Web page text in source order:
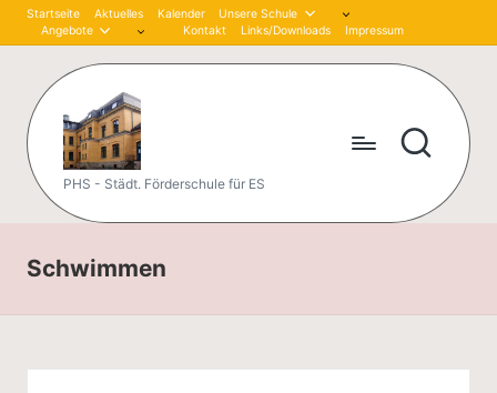
Skip
Startseite Aktuelles Kalender
Unsere Schule
Angebote
Kontakt Links/Downloads Impressum
P
et
er
-
PHS - Städt. Förderschule für ES
Schwimmen